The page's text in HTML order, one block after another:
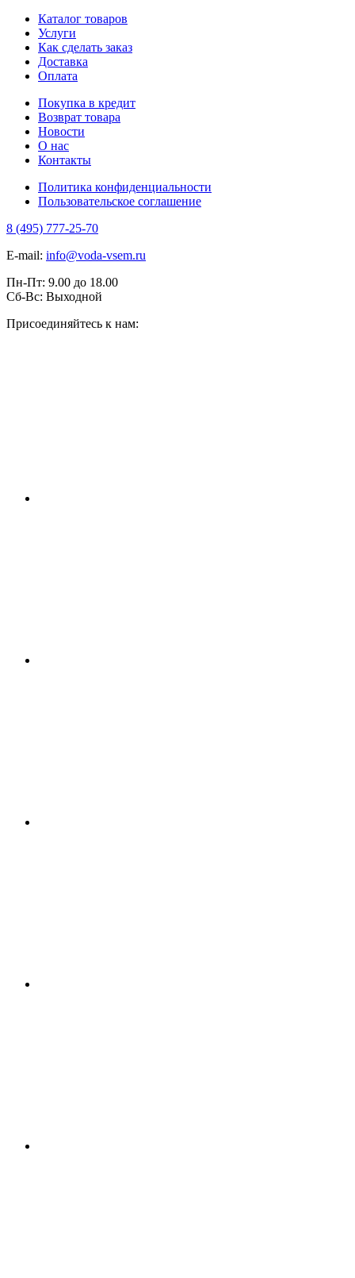
Каталог товаров
Услуги
Как сделать заказ
Доставка
Оплата
Покупка в кредит
Возврат товара
Новости
О нас
Контакты
Политика конфиденциальности
Пользовательское соглашение
8 (495) 777-25-70
E-mail: info@voda-vsem.ru
Пн-Пт: 9.00 до 18.00
Сб-Вс: Выходной
Присоединяйтесь к нам: